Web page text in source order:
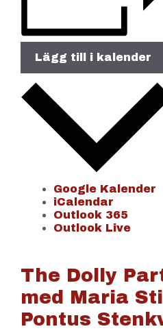
Lägg till i kalender
Google Kalender
iCalendar
Outlook 365
Outlook Live
The Dolly
med Maria
Pontus